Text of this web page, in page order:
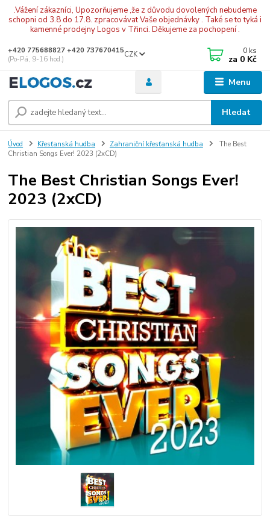
.Vážení zákazníci, Upozorňujeme ,že z důvodu dovolených nebudeme
schopni od 3.8 do 17.8. zpracovávat Vaše objednávky . Také se to tyká i
kamenné prodejny Logos v Třinci. Děkujeme za pochopení .
Menu
CZK
Hledat
+420 775688827 +420 737670415
(Po-Pá, 9-16 hod.)
0 ks
za 0 Kč
Úvod Křesťanská hudba Zahraniční křesťanská hudba
The Best
Christian Songs Ever! 2023 (2xCD)
The Best Christian Songs Ever!
2023 (2xCD)